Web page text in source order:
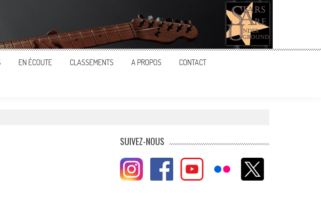
EN ÉCOUTE CLASSEMENTS A PROPOS CONTACT
SUIVEZ-NOUS